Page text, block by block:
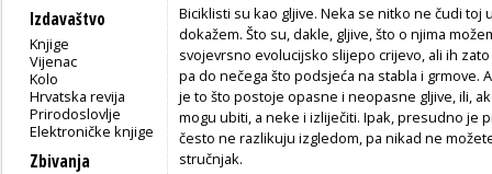
Izdavaštvo
Knjige
Vijenac
Kolo
Hrvatska revija
Prirodoslovlje
Elektroničke knjige
Zbivanja
Biciklisti su kao gljive. Neka se nitko ne čudi
dokažem. Što su, dakle, gljive, što o njima
svojevrsno evolucijsko slijepo crijevo, ali ih
pa do nečega što podsjeća na stabla i grmove.
je to što postoje opasne i neopasne gljive, ili,
mogu ubiti, a neke i izliječiti. Ipak, presudno je
često ne razlikuju izgledom, pa nikad ne
stručnjak.